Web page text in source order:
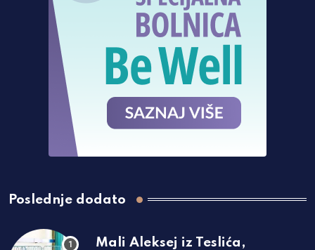
Poslednje dodato
Mali Aleksej iz Teslića,